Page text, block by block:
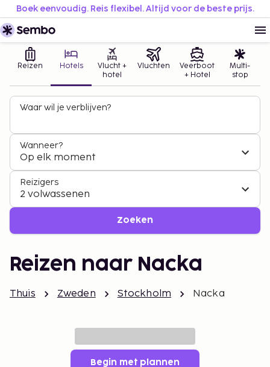
Boek eenvoudig. Reis flexibel. Altijd voor de beste prijs.
Reizen Hotels
Vlucht +
hotel
Vluchten
Veerboot
+ Hotel
Multi-
stop
Waar wil je verblijven?
Wanneer?
Op elk moment
Reizigers
2 volwassenen
Zoeken
Reizen naar Nacka
Thuis Zweden Stockholm Nacka
Begin met plannen